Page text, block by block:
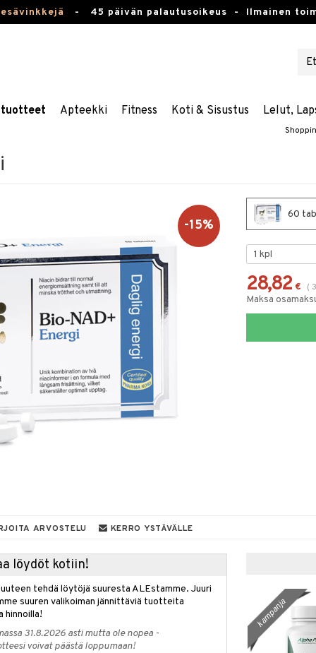
- 45 päivän palautusoikeus - Ilmainen
Apteekki Fitness Koti & Sisustus Lelut,
-15%
60
28,82 € (
Maksa
ARVOSTELU KERRO YSTÄVÄLLE
löydöt kotiin!
tehdä löytöjä suuresta ALEstamme. Juuri
suuren valikoiman jännittäviä tuotteita
hinnoilla!
31.8.2026 asti mutta ole nopea -
voivat päästä loppumaan!
kampanja